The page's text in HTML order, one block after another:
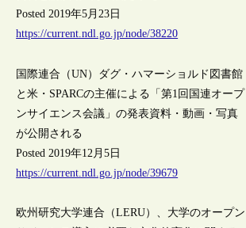
Posted 2019年5月23日
https://current.ndl.go.jp/node/38220
国際連合（UN）ダグ・ハマーショルド図書館
と米・SPARCの主催による「第1回国連オープ
ンサイエンス会議」の発表資料・動画・写真
が公開される
Posted 2019年12月5日
https://current.ndl.go.jp/node/39679
欧州研究大学連合（LERU）、大学のオープン